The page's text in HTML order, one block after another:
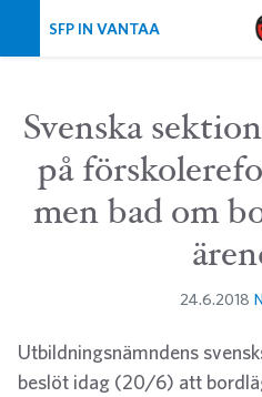
SFP IN VANTAA
Svenska
på
men bad om
24.6.2018
Utbildningsnämndens
beslöt idag (20/6) att